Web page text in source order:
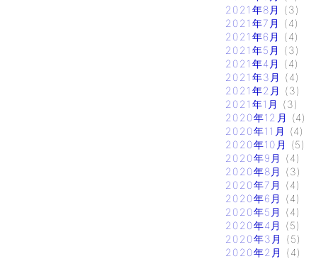
2021年8月
(3)
2021年7月
(4)
2021年6月
(4)
2021年5月
(3)
2021年4月
(4)
2021年3月
(4)
2021年2月
(3)
2021年1月
(3)
2020年12月
(4)
2020年11月
(4)
2020年10月
(5)
2020年9月
(4)
2020年8月
(3)
2020年7月
(4)
2020年6月
(4)
2020年5月
(4)
2020年4月
(5)
2020年3月
(5)
2020年2月
(4)